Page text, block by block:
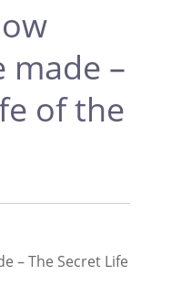
made –
of the
– The Secret Life